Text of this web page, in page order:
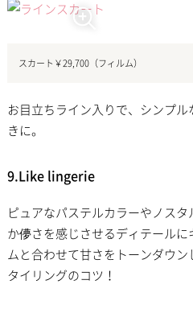
スカート￥29,700（フィルム）
お目立ちライン入りで、シンプ
きに。
9.Like lingerie
ピュアなパステルカラーやノス
か儚さを感じさせるディテール
ムと合わせて甘さをトーンダウ
タイリングのコツ！